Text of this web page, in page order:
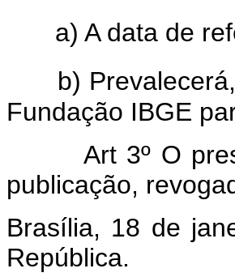
a) A data de
b)
Fundação IBGE
Art 3º O
publicação,
Brasília, 18 de
República.